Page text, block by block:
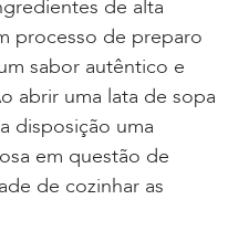
de alta
processo de preparo
sabor autêntico e
abrir uma lata de sopa
disposição uma
em questão de
de cozinhar as